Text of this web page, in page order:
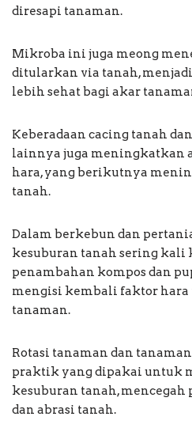
diresapi tanaman.
Mikroba ini juga meong
ditularkan via tanah,
lebih sehat bagi akar
Keberadaan cacing tanah
lainnya juga meningkatkan
hara, yang berikutnya
tanah.
Dalam berkebun dan
kesuburan tanah sering
penambahan kompos dan
mengisi kembali faktor hara
tanaman.
Rotasi tanaman dan
praktik yang dipakai untuk
kesuburan tanah, mencegah
dan abrasi tanah.